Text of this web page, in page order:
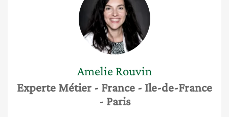
Amelie Rouvin
Experte Métier - France - Ile-de-France
- Paris